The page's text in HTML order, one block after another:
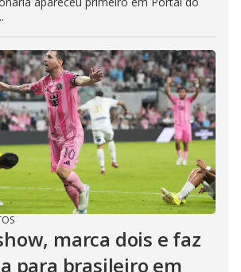
marca dois e faz
para brasileiro em